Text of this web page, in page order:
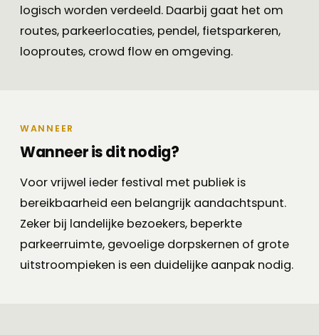
logisch worden verdeeld. Daarbij gaat het om
routes, parkeerlocaties, pendel, fietsparkeren,
looproutes, crowd flow en omgeving.
WANNEER
Wanneer is dit nodig?
Voor vrijwel ieder festival met publiek is
bereikbaarheid een belangrijk aandachtspunt.
Zeker bij landelijke bezoekers, beperkte
parkeerruimte, gevoelige dorpskernen of grote
uitstroompieken is een duidelijke aanpak nodig.